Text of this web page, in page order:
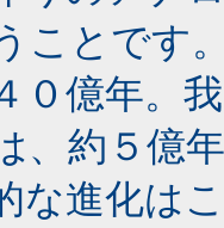
ことです
０億年。
、約５億
な進化は